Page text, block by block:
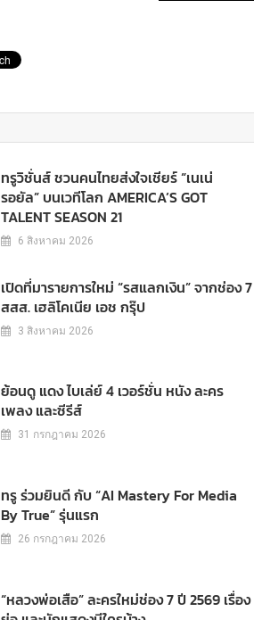
ทรูวิชั่นส์ ชวนคนไทยส่งใจเชียร์ “เนเน่
รอยัล” บนเวทีโลก AMERICA’S GOT
TALENT SEASON 21
6 สิงหาคม 2026
เปิดที่มารายการใหม่ “รสแลกเงิน” จากช่อง 7
สสส. เฮลิโคเนีย เอช กรุ๊ป
3 สิงหาคม 2026
ย้อนดู แดง ไบเล่ย์ 4 เวอร์ชั่น หนัง ละคร
เพลง และซีรีส์
31 กรกฎาคม 2026
ทรู ร่วมยินดี กับ “AI Mastery For Media
By True” รุ่นแรก
26 กรกฎาคม 2026
“หลวงพ่อเสือ” ละครใหม่ช่อง 7 ปี 2569 เรื่อง